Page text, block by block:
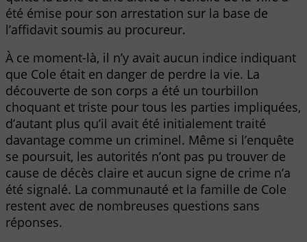
été émise pour son arrestation sur la base de
l’affidavit soumis au procureur.
À ce moment-là, il n’y avait aucun indice indiquant
que Cole était en danger de perdre la vie. La
découverte de son corps a été un tourbillon
choquant et triste pour tous les parties impliquées,
d’autant plus qu’il avait été initialement traité
davantage comme un criminel. Même si l’enquête
se poursuit, les autorités n’ont pas pu trouver de
cause de décès claire et aucun signe de crime n’a
été signalé. La communauté et la famille de Cole
restent avec de nombreuses questions sans
réponses.